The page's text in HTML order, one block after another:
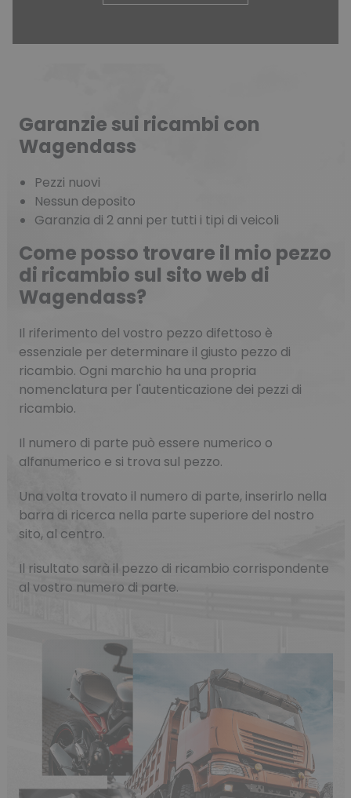
(28 ratings)
Garanzie sui ricambi con
Wagendass
Pezzi nuovi
Nessun deposito
Garanzia di 2 anni per tutti i tipi di veicoli
Come posso trovare il mio pezzo
di ricambio sul sito web di
Wagendass?
Il riferimento del vostro pezzo difettoso è
essenziale per determinare il giusto pezzo di
ricambio. Ogni marchio ha una propria
nomenclatura per l'autenticazione dei pezzi di
ricambio.
Il numero di parte può essere numerico o
alfanumerico e si trova sul pezzo.
Una volta trovato il numero di parte, inserirlo nella
barra di ricerca nella parte superiore del nostro
sito, al centro.
Il risultato sarà il pezzo di ricambio corrispondente
al vostro numero di parte.